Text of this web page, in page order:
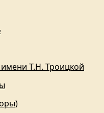
Т.Н. Троицкой